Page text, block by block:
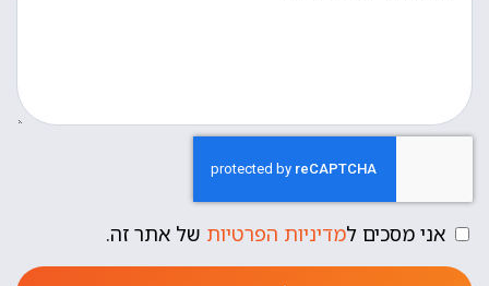
אני מסכים למדיניות הפרטיות של אתר זה.